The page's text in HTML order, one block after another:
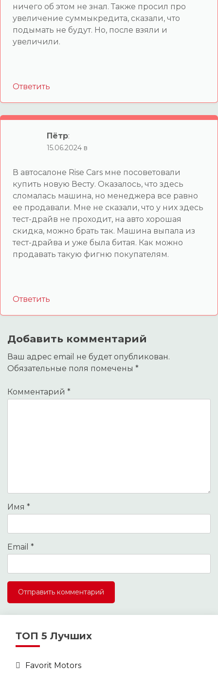
ничего об этом не знал. Также просил про
увеличение суммыкредита, сказали, что
подымать не будут. Но, после взяли и
увеличили.
Ответить
Пётр:
15.06.2024 в
В автосалоне Rise Cars мне посоветовали
купить новую Весту. Оказалось, что здесь
сломалась машина, но менеджера все равно
ее продавали. Мне не сказали, что у них здесь
тест-драйв не проходит, на авто хорошая
скидка, можно брать так. Машина выпала из
тест-драйва и уже была битая. Как можно
продавать такую фигню покупателям.
Ответить
Добавить комментарий
Ваш адрес email не будет опубликован.
Обязательные поля помечены *
Комментарий *
Имя *
Email *
ТОП 5 Лучших
Favorit Motors